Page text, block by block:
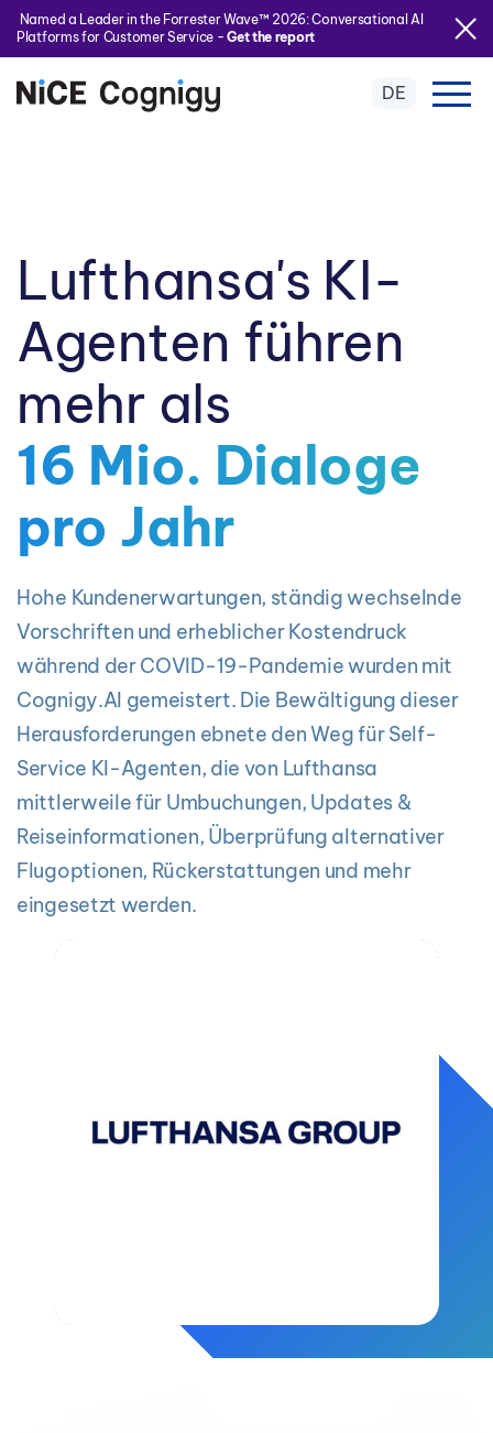
Named a Leader in the Forrester Wave™ 2026: Conversational AI
Platforms for Customer Service -Get the report
DE
Lufthansa's KI-
Agenten führen
mehr als
16 Mio. Dialoge
pro Jahr
Hohe Kundenerwartungen, ständig wechselnde
Vorschriften und erheblicher Kostendruck
während der COVID-19-Pandemie wurden mit
Cognigy.AI gemeistert. Die Bewältigung dieser
Herausforderungen ebnete den Weg für Self-
Service KI-Agenten, die von Lufthansa
mittlerweile für Umbuchungen, Updates &
Reiseinformationen, Überprüfung alternativer
Flugoptionen, Rückerstattungen und mehr
eingesetzt werden.